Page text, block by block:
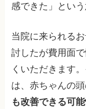
感できた」とい
当院に来られる
討したが費用面
くいただきます
は、赤ちゃんの
も改善できる可